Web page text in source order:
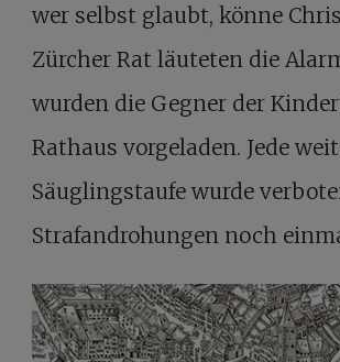
wer selbst glaubt, könne
Zürcher Rat läuteten die
wurden die Gegner der
Rathaus vorgeladen. Jede
Säuglingstaufe wurde
Strafandrohungen noch